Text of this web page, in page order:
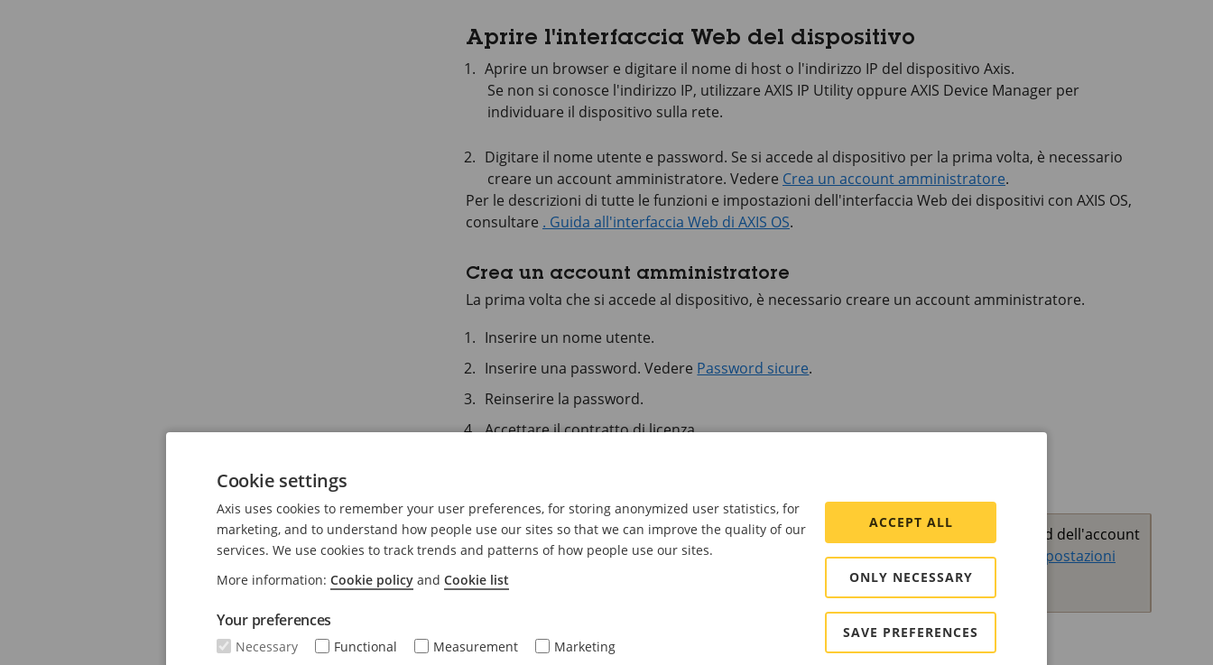
Aprire l'interfaccia Web del dispositivo
Aprire un browser e digitare il nome di host o l'indirizzo IP del dispositivo Axis.
Se non si conosce l'indirizzo IP, utilizzare AXIS IP Utility oppure AXIS Device Manager per
individuare il dispositivo sulla rete.
Digitare il nome utente e password. Se si accede al dispositivo per la prima volta, è necessario
creare un account amministratore. Vedere Crea un account amministratore.
Per le descrizioni di tutte le funzioni e impostazioni dell'interfaccia Web dei dispositivi con AXIS OS,
consultare . Guida all'interfaccia Web di AXIS OS.
Crea un account amministratore
La prima volta che si accede al dispositivo, è necessario creare un account amministratore.
Inserire un nome utente.
Inserire una password. Vedere Password sicure.
Reinserire la password.
Accettare il contratto di licenza.
Il dispositivo non ha un account predefinito. In caso di smarrimento della password dell'account
amministratore, è necessario reimpostare il dispositivo. VedereRipristino delle impostazioni
predefinite di fabbrica
Password sicure
Cookie settings
Axis uses cookies to remember your user preferences, for storing anonymized user statistics, for
marketing, and to understand how people use our sites so that we can improve the quality of our
services. We use cookies to track trends and patterns of how people use our sites.
More information: Cookie policy and Cookie list
Your preferences
Necessary Functional Measurement Marketing
ACCEPT ALL
ONLY NECESSARY
SAVE PREFERENCES